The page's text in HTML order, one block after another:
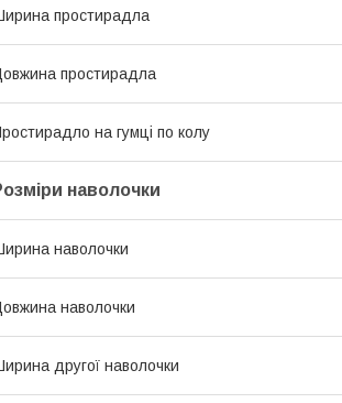
простирадла
простирадла
на гумці по колу
наволочки
наволочки
наволочки
другої наволочки